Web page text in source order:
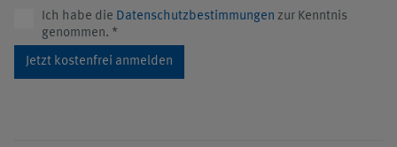
Ich habe die Datenschutzbestimmungen zur Kenntnis
genommen. *
Jetzt kostenfrei anmelden